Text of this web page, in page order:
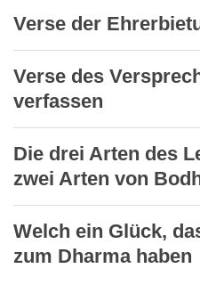
Verse der
Verse des
verfassen
Die drei Arten des
zwei Arten von
Welch ein Glück,
zum Dharma haben